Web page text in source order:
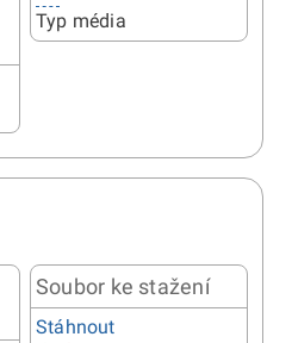
Typ média
Soubor ke stažení
Stáhnout